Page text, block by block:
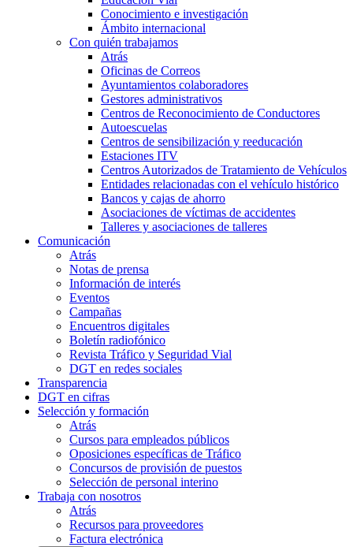
Conocimiento e investigación
Ámbito internacional
Con quién trabajamos
Atrás
Oficinas de Correos
Ayuntamientos colaboradores
Gestores administrativos
Centros de Reconocimiento de Conductores
Autoescuelas
Centros de sensibilización y reeducación
Estaciones ITV
Centros Autorizados de Tratamiento de Vehículos
Entidades relacionadas con el vehículo histórico
Bancos y cajas de ahorro
Asociaciones de víctimas de accidentes
Talleres y asociaciones de talleres
Comunicación
Atrás
Notas de prensa
Información de interés
Eventos
Campañas
Encuentros digitales
Boletín radiofónico
Revista Tráfico y Seguridad Vial
DGT en redes sociales
Transparencia
DGT en cifras
Selección y formación
Atrás
Cursos para empleados públicos
Oposiciones específicas de Tráfico
Concursos de provisión de puestos
Selección de personal interino
Trabaja con nosotros
Atrás
Recursos para proveedores
Factura electrónica